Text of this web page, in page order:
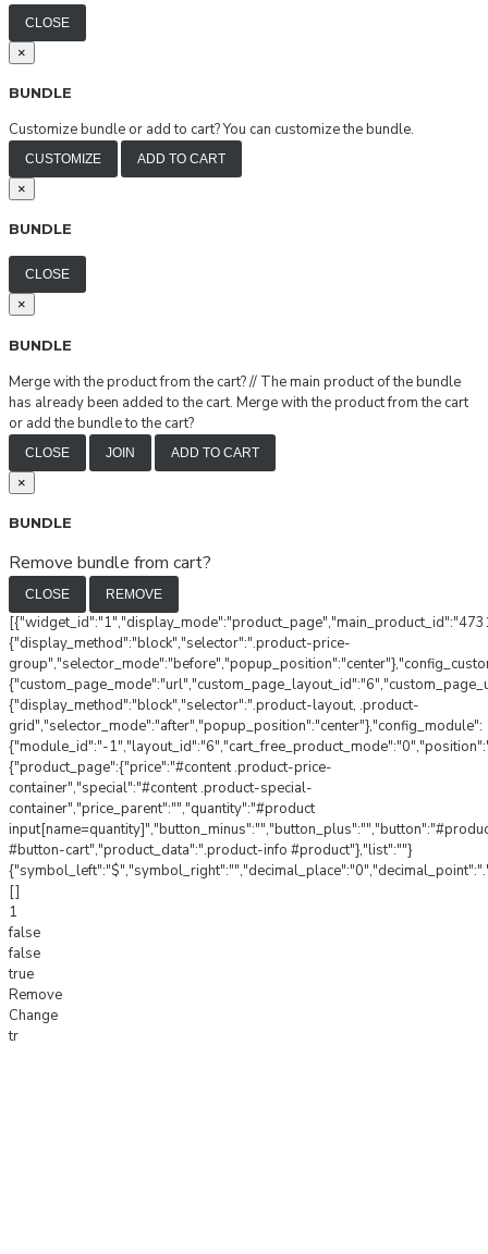
CLOSE
×
BUNDLE
Customize bundle or add to cart?You can customize the bundle.
CUSTOMIZE ADD TO CART
×
BUNDLE
CLOSE
×
BUNDLE
Merge with the product from the cart?// The main product of the bundle
has already been added to the cart. Merge with the product from the cart
or add the bundle to the cart?
CLOSE JOIN ADD TO CART
×
BUNDLE
Remove bundle from cart?
CLOSE REMOVE
{"display_method":"block","selector":".product-price-
{"display_method":"block","selector":".product-layout, .product-
grid","selector_mode":"after","popup_position":"center"},"config_module":
{"module_id":"-
{"product_page":{"price":"#content .product-price-
container","special":"#content .product-special-
container","price_parent":"","quantity":"#product
#button-cart","product_data":".product-info #product"},"list":""}
[]
1
false
false
true
Remove
Change
tr